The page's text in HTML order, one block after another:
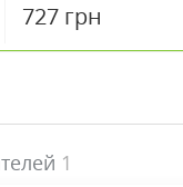
727 грн
1